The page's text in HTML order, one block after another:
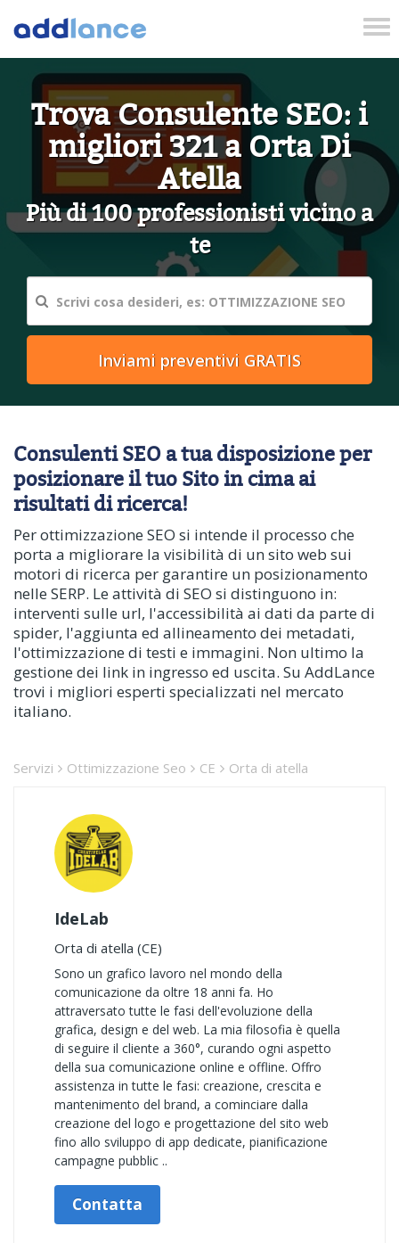
Trova Consulente SEO: i
migliori 321 a Orta Di
Atella
Più di 100 professionisti vicino a
te
Consulenti SEO a tua disposizione per
posizionare il tuo Sito in cima ai
risultati di ricerca!
Per ottimizzazione SEO si intende il processo che
porta a migliorare la visibilità di un sito web sui
motori di ricerca per garantire un posizionamento
nelle SERP. Le attività di SEO si distinguono in:
interventi sulle url, l'accessibilità ai dati da parte di
spider, l'aggiunta ed allineamento dei metadati,
l'ottimizzazione di testi e immagini. Non ultimo la
gestione dei link in ingresso ed uscita. Su AddLance
trovi i migliori esperti specializzati nel mercato
italiano.
Servizi Ottimizzazione Seo CE Orta di atella
IdeLab
Orta di atella (CE)
Sono un grafico lavoro nel mondo della
comunicazione da oltre 18 anni fa. Ho
attraversato tutte le fasi dell'evoluzione della
grafica, design e del web. La mia filosofia è quella
di seguire il cliente a 360°, curando ogni aspetto
della sua comunicazione online e offline. Offro
assistenza in tutte le fasi: creazione, crescita e
mantenimento del brand, a cominciare dalla
creazione del logo e progettazione del sito web
fino allo sviluppo di app dedicate, pianificazione
campagne pubblic ..
Contatta